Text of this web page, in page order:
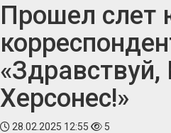
Прошел слет
Херсонес!»
28.02.2025 12:55 5